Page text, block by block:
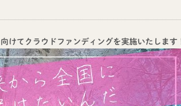
けてクラウドファンディングを実施いたします